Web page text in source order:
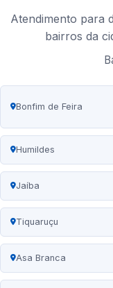
Atendimento para
bairros da
Bonfim de Feira
Humildes
Jaíba
Tiquaruçu
Asa Branca